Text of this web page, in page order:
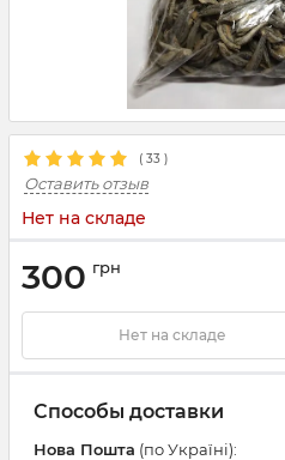
( 33 )
Оставить отзыв
Нет на складе
300 грн
Нет на складе
Способы доставки
Нова Пошта (по Україні):